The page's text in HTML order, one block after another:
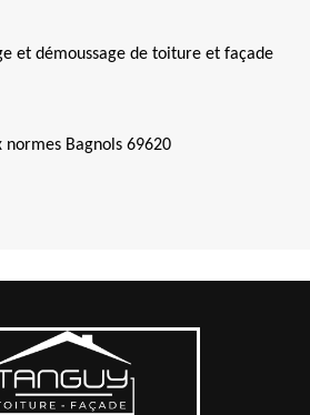
et démoussage de toiture et façade
Bagnols 69620